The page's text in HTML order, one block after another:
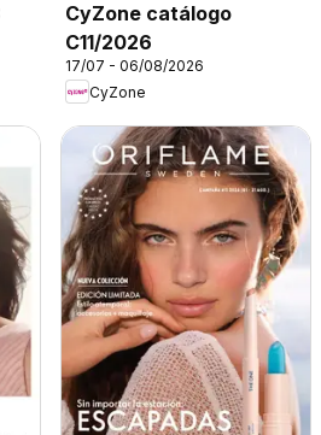
CyZone catálogo
C11/2026
17/07 - 06/08/2026
CyZone